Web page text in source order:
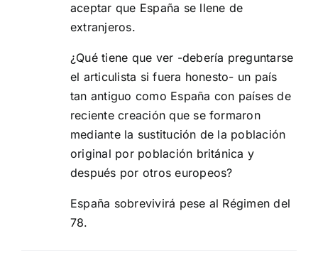
aceptar que España se llene de
extranjeros.
¿Qué tiene que ver -debería preguntarse
el articulista si fuera honesto- un país
tan antiguo como España con países de
reciente creación que se formaron
mediante la sustitución de la población
original por población británica y
después por otros europeos?
España sobrevivirá pese al Régimen del
78.